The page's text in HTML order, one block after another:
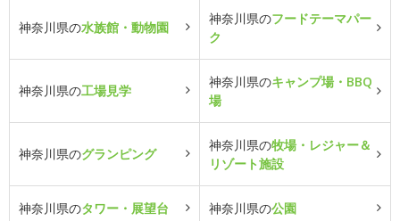
神奈川県の水族館・動物園
神奈川県のフードテーマパー
ク
神奈川県の工場見学
神奈川県のキャンプ場・BBQ
場
神奈川県のグランピング
神奈川県の牧場・レジャー＆
リゾート施設
神奈川県のタワー・展望台 神奈川県の公園